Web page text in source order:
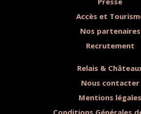
Accès et
Nos partenaires
Recrutement
Relais &
Nous contacter
Mentions légales
Conditions Générales